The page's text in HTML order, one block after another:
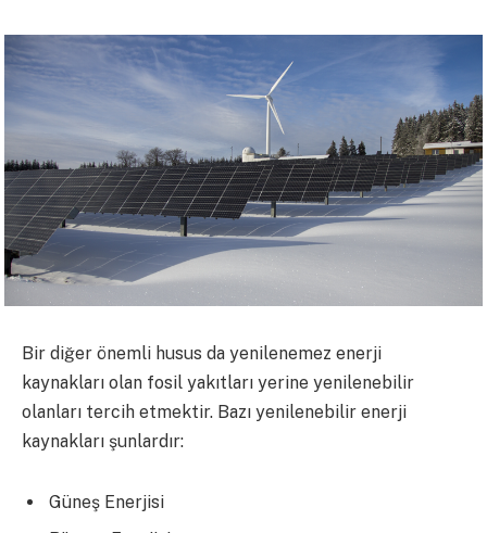
Bir diğer önemli husus da yenilenemez enerji
kaynakları olan fosil yakıtları yerine yenilenebilir
olanları tercih etmektir. Bazı yenilenebilir enerji
kaynakları şunlardır:
Güneş Enerjisi